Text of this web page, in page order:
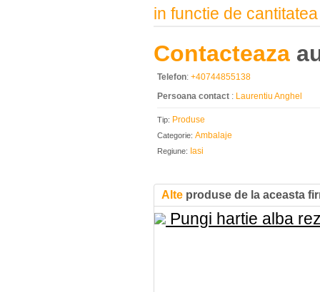
in functie de
Contacteaza
Telefon: +40744855138
Persoana contact : Laurentiu Anghel
Tip: Produse
Categorie: Ambalaje
Regiune: Iasi
Alte produse de la aceasta
Pungi hartie alba